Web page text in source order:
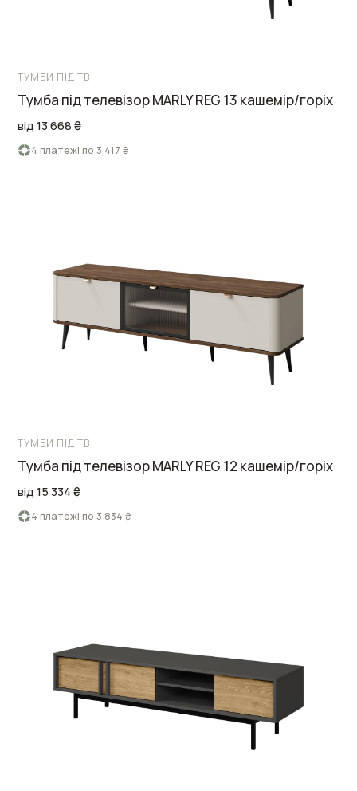
ТУМБИ ПІД ТВ
Тумба під телевізор MARLY REG 13 кашемір/горіх
від 13 668 ₴
4 платежі по 3 417 ₴
ТУМБИ ПІД ТВ
Тумба під телевізор MARLY REG 12 кашемір/горіх
від 15 334 ₴
4 платежі по 3 834 ₴